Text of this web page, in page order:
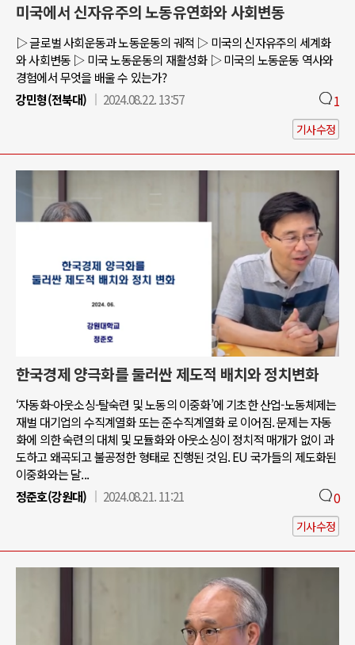
미국에서 신자유주의 노동유연화와 사회변동
▷ 글로벌 사회운동과 노동운동의 궤적 ▷ 미국의 신자유주의 세계화
와 사회변동 ▷ 미국 노동운동의 재활성화 ▷ 미국의 노동운동 역사와
경험에서 무엇을 배울 수 있는가?
강민형(전북대)
2024.08.22. 13:57 1
기사수정
한국경제 양극화를 둘러싼 제도적 배치와 정치변화
‘자동화-아웃소싱-탈숙련 및 노동의 이중화’에 기초한 산업-노동체제는
재벌 대기업의 수직계열화 또는 준수직계열화 로 이어짐. 문제는 자동
화에 의한 숙련의 대체 및 모듈화와 아웃소싱이 정치적 매개가 없이 과
도하고 왜곡되고 불공정한 형태로 진행된 것임. EU 국가들의 제도화된
이중화와는 달...
정준호(강원대)
2024.08.21. 11:21 0
기사수정